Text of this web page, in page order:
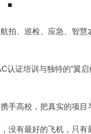
、巡检、应急、智慧
证培训与独特的“翼启
高校，把真实的项目
有最好的飞机，只有